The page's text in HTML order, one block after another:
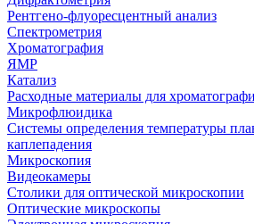
Рентгено-флуоресцентный анализ
Спектрометрия
Хроматография
ЯМР
Катализ
Расходные материалы для
Микрофлюидика
Системы определения температуры
каплепадения
Микроскопия
Видеокамеры
Столики для оптической микроскопии
Оптические микроскопы